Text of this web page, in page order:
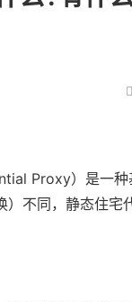
Proxy）是一
）不同，静态住